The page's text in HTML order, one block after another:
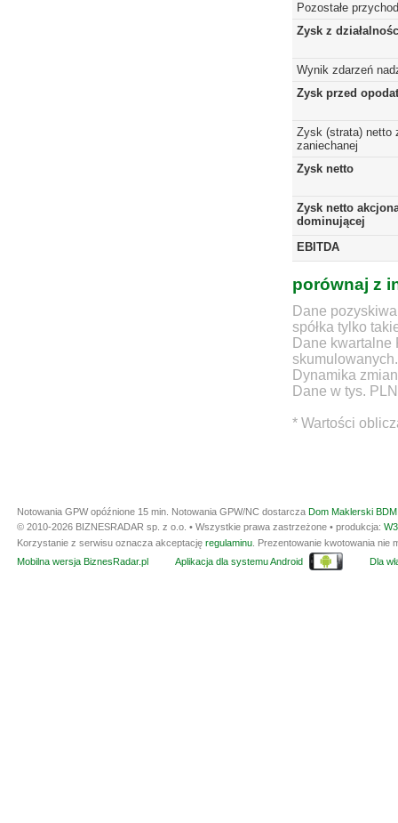
Pozostałe
Zysk z
Wynik zdarzeń
Zysk przed
Zysk (strata) netto
zaniechanej
Zysk netto
Zysk netto
dominującej
EBITDA
porównaj z
Dane
spółka tylko
Dane
skumulowanych.
Dynamika
Dane w tys. PLN
* Wartości
Notowania GPW opóźnione 15 min. Notowania GPW/NC dostarcza Dom Maklerski
© 2010-2026 BIZNESRADAR sp. z o.o. • Wszystkie prawa zastrzeżone • produkcja:
Korzystanie z serwisu oznacza akceptację regulaminu . Prezentowanie kwotowania
Mobilna wersja BiznesRadar.pl
Aplikacja dla systemu Android Dla